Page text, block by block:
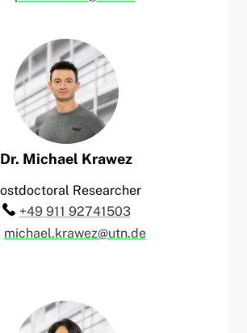
Dr. Michael Krawez
Researcher
Telefon:
+49 911 92741503
michael.krawez@utn.de